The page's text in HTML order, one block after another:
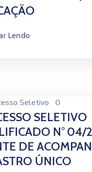
Lendo
Seletivo 0
SELETIVO
N° 04/
DE
ÚNICO